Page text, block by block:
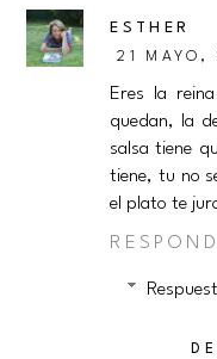
ESTHER
21 MAYO,
Eres la
quedan, la
salsa tiene
tiene, tu no
el plato te